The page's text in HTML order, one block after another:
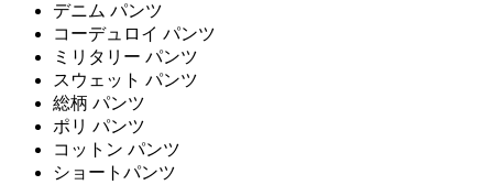
デニム パンツ
コーデュロイ パンツ
ミリタリー パンツ
スウェット パンツ
総柄 パンツ
ポリ パンツ
コットン パンツ
ショートパンツ